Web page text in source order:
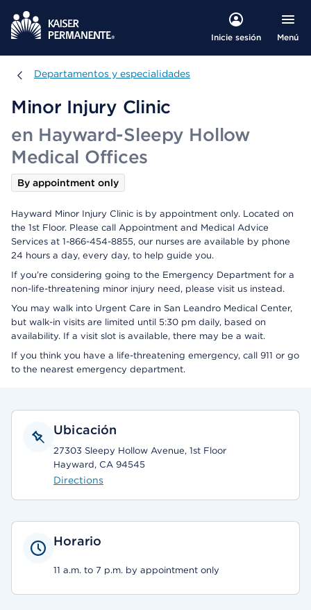
Inicie sesión Menú
Departamentos y especialidades
Departamentos y especialidades
Minor Injury Clinic
en Hayward-Sleepy Hollow
Medical Offices
By appointment only
Hayward Minor Injury Clinic is by appointment only. Located on
the 1st Floor. Please call Appointment and Medical Advice
Services at 1-866-454-8855, our nurses are available by phone
24 hours a day, every day, to help guide you.
If you’re considering going to the Emergency Department for a
non-life-threatening minor injury need, please visit us instead.
You may walk into Urgent Care in San Leandro Medical Center,
but walk-in visits are limited until 5:30 pm daily, based on
availability. If a visit slot is available, there may be a wait.
If you think you have a life-threatening emergency, call 911 or go
to the nearest emergency department.
Ubicación
27303 Sleepy Hollow Avenue, 1st Floor
Hayward, CA 94545
Directions
Horario
11 a.m. to 7 p.m. by appointment only